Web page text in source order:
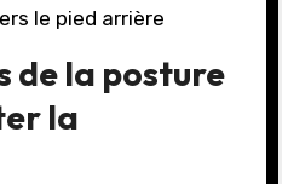
le pied arrière
la posture
la